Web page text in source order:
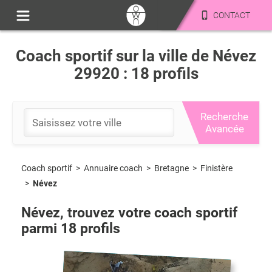
CONTACT
Coach sportif sur la ville de Névez
29920 : 18 profils
Recherche
Avancée
Coach sportif > Annuaire coach > Bretagne > Finistère
> Névez
Névez, trouvez votre coach sportif
parmi 18 profils